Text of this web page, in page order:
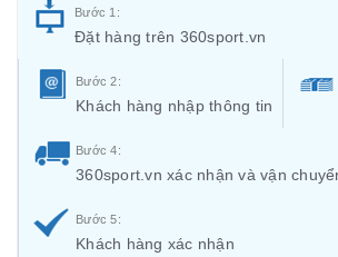
Bước 1:
Đặt hàng trên 360sport.vn
Bước 2:
Khách hàng nhập thông tin
Bước 4:
360sport.vn xác nhận và vận
Bước 5:
Khách hàng xác nhận